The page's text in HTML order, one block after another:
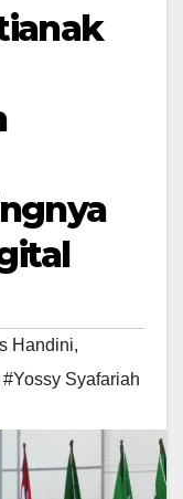
Handini,
#Yossy Syafariah